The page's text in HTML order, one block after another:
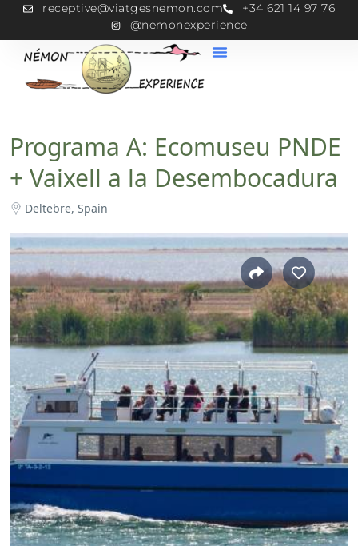
receptive@viatgesnemon.com
+34 621 14 97 76
@nemonexperience
Programa A: Ecomuseu PNDE
+ Vaixell a la Desembocadura
Deltebre, Spain